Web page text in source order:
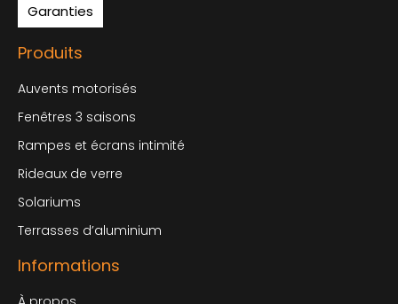
Garanties
Produits
Auvents motorisés
Fenêtres 3 saisons
Rampes et écrans intimité
Rideaux de verre
Solariums
Terrasses d’aluminium
Informations